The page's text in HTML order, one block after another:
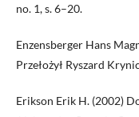
no. 1, s. 6–20.
Enzensberger Hans
Przełożył Ryszard
Erikson Erik H. (2002)